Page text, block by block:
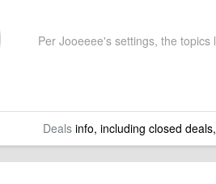
Per Jooeeee's settings, the topics
Dealsinfo, including closed